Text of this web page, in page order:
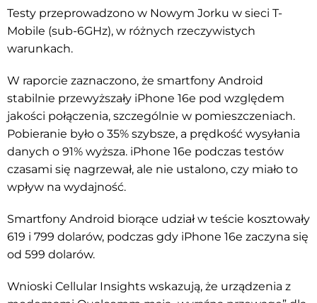
Testy przeprowadzono w Nowym Jorku w sieci T-
Mobile (sub-6GHz), w różnych rzeczywistych
warunkach.
W raporcie zaznaczono, że smartfony Android
stabilnie przewyższały iPhone 16e pod względem
jakości połączenia, szczególnie w pomieszczeniach.
Pobieranie było o 35% szybsze, a prędkość wysyłania
danych o 91% wyższa. iPhone 16e podczas testów
czasami się nagrzewał, ale nie ustalono, czy miało to
wpływ na wydajność.
Smartfony Android biorące udział w teście kosztowały
619 i 799 dolarów, podczas gdy iPhone 16e zaczyna się
od 599 dolarów.
Wnioski Cellular Insights wskazują, że urządzenia z